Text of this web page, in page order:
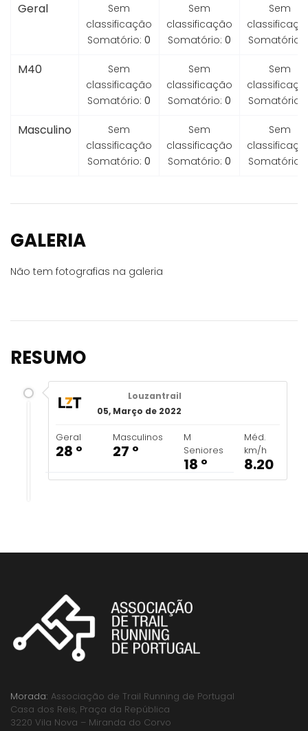
Geral
Sem
classificação
Somatório: 0
Sem
classificação
Somatório: 0
Sem
Somatório:
M40
Sem
classificação
Somatório: 0
Sem
classificação
Somatório: 0
Sem
Somatório:
Masculino
Sem
classificação
Somatório: 0
Sem
classificação
Somatório: 0
Sem
Somatório:
GALERIA
Não tem fotografias na galeria
RESUMO
Louzantrail
05, Março de 2022
Geral
28 º
Masculinos
27 º
M
Seniores
18 º
Méd.
km/h
8.20
Morada: Associação de Trail Running de Portugal
Casa dos Reis, Praça da República
3220 Vila Nova – Miranda do Corvo